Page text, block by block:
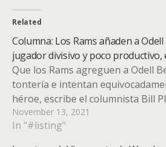
Related
Columna: Los Rams añaden a
jugador divisivo y poco productivo,
Que los Rams agreguen a Odell
tontería e intentan
héroe, escribe el columnista Bill
November 13, 2021
In "#listing"